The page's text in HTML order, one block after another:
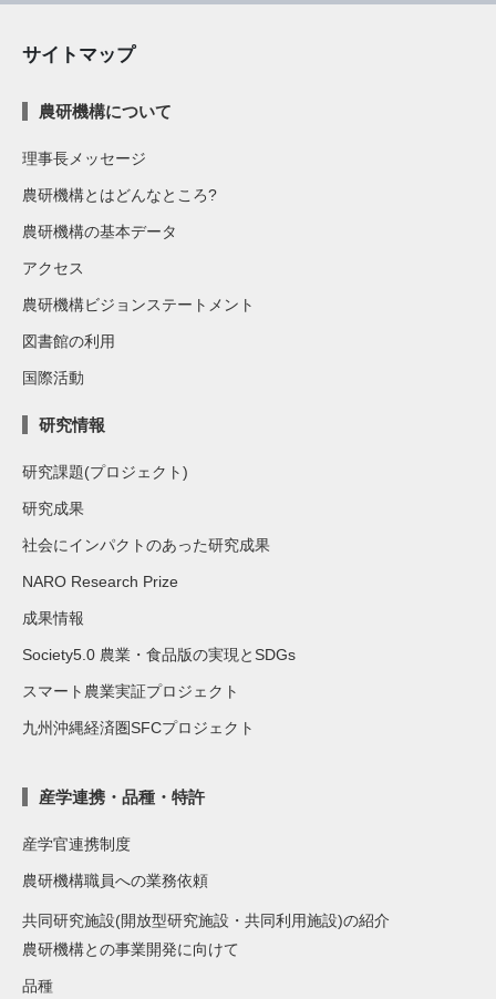
サイトマップ
農研機構について
理事長メッセージ
農研機構とはどんなところ?
農研機構の基本データ
アクセス
農研機構ビジョンステートメント
図書館の利用
国際活動
研究情報
研究課題(プロジェクト)
研究成果
社会にインパクトのあった研究成果
NARO Research Prize
成果情報
Society5.0 農業・食品版の実現とSDGs
スマート農業実証プロジェクト
九州沖縄経済圏SFCプロジェクト
産学連携・品種・特許
産学官連携制度
農研機構職員への業務依頼
共同研究施設(開放型研究施設・共同利用施設)の紹介
農研機構との事業開発に向けて
品種